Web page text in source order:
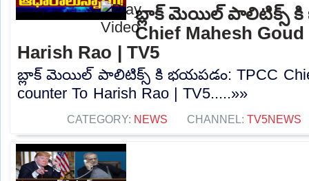
బ్లాక్ మెయిల్ పాలిటిక్స్ కి
Chief Mahesh
Harish Rao | TV5
బ్లాక్ మెయిల్ పాలిటిక్స్ కి భయపడం: TPCC Chief
counter To Harish Rao | TV5.....»»
CATEGORY: NEWS CHANNEL: TV5NEWS